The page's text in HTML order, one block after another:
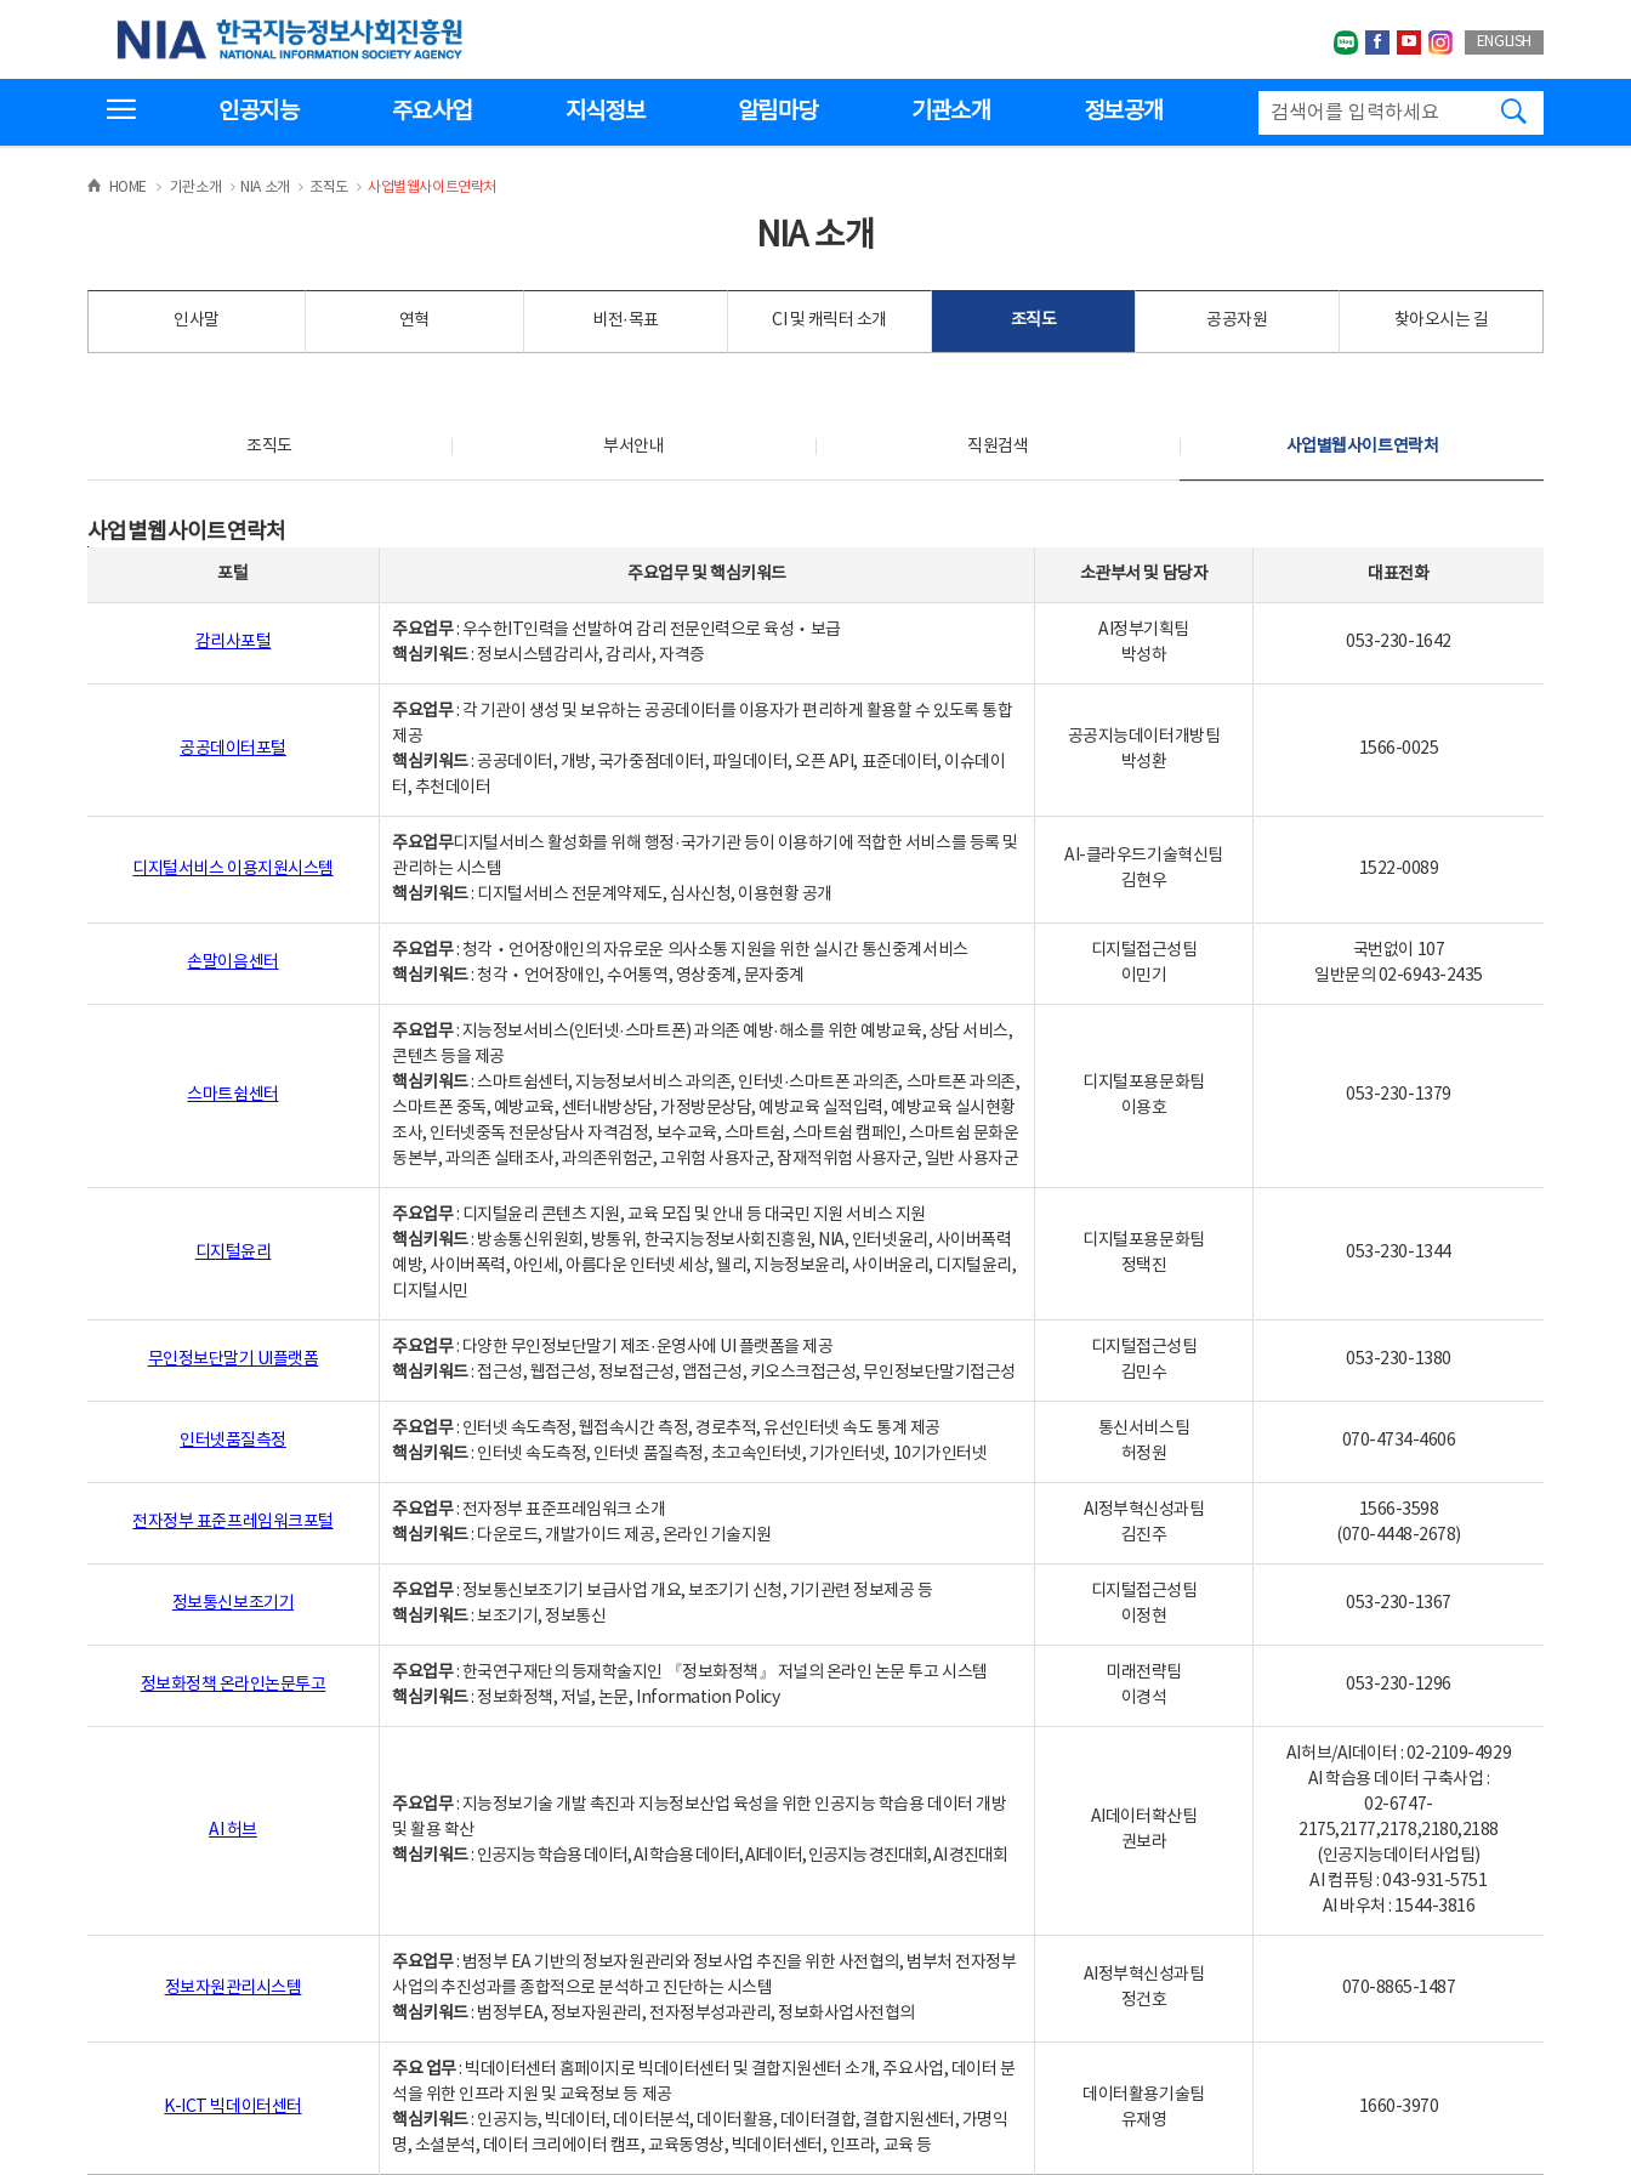
기
한국지능정보사회진흥원
네이버블로그
페이스북
유투브인스타그랩
ENGLISH
인공지능 주요사업 지식정보 알림마당 기관소개 정보공개
HOME >
기관소개 >NIA 소개 >
조직도 >
사업별웹사이트연락처
NIA 소개
인사말 연혁 비전·목표 CI 및 캐릭터 소개 조직도 공공자원 찾아오시는 길
조직도 부서안내 직원검색 사업별웹사이트연락처
사업별웹사이트연락처
포털 주요업무및핵심키워드 소관부서 및 담당자 대표전화
감리사포털
주요업무: 우수한IT인력을 선발하여 감리 전문인력으로 육성‧보급
핵심키워드: 정보시스템감리사, 감리사, 자격증
AI정부기획팀
박성하
053-230-1642
공공데이터포털
주요업무: 각 기관이 생성 및 보유하는 공공데이터를 이용자가 편리하게 활용할 수 있도록 통합
제공
핵심키워드: 공공데이터, 개방, 국가중점데이터, 파일데이터, 오픈 API, 표준데이터, 이슈데이
터, 추천데이터
공공지능데이터개방팀
박성환
1566-0025
디지털서비스 이용지원시스템
주요업무디지털서비스 활성화를 위해 행정·국가기관 등이 이용하기에 적합한 서비스를 등록 및
관리하는 시스템
핵심키워드: 디지털서비스 전문계약제도, 심사신청, 이용현황 공개
AI-클라우드기술혁신팀
김현우
1522-0089
손말이음센터
주요업무: 청각‧언어장애인의 자유로운 의사소통 지원을 위한 실시간 통신중계서비스
핵심키워드: 청각‧언어장애인, 수어통역, 영상중계, 문자중계
디지털접근성팀
이민기
국번없이 107
일반문의 02-6943-2435
스마트쉼센터
주요업무: 지능정보서비스(인터넷·스마트폰) 과의존 예방·해소를 위한 예방교육, 상담 서비스,
콘텐츠 등을 제공
핵심키워드: 스마트쉼센터, 지능정보서비스 과의존, 인터넷·스마트폰 과의존, 스마트폰 과의존,
스마트폰 중독, 예방교육, 센터내방상담, 가정방문상담, 예방교육 실적입력, 예방교육 실시현황
조사, 인터넷중독 전문상담사 자격검정, 보수교육, 스마트쉼, 스마트쉼 캠페인, 스마트쉼 문화운
동본부, 과의존 실태조사, 과의존위험군, 고위험 사용자군, 잠재적위험 사용자군, 일반 사용자군
디지털포용문화팀
이용호
053-230-1379
디지털윤리
주요업무: 디지털윤리 콘텐츠 지원, 교육 모집 및 안내 등 대국민 지원 서비스 지원
핵심키워드: 방송통신위원회, 방통위, 한국지능정보사회진흥원, NIA, 인터넷윤리, 사이버폭력
예방, 사이버폭력, 아인세, 아름다운 인터넷 세상, 웰리, 지능정보윤리, 사이버윤리, 디지털윤리,
디지털시민
디지털포용문화팀
정택진
053-230-1344
무인정보단말기 UI플랫폼
주요업무: 다양한 무인정보단말기 제조·운영사에 UI 플랫폼을 제공
핵심키워드: 접근성, 웹접근성, 정보접근성, 앱접근성, 키오스크접근성, 무인정보단말기접근성
디지털접근성팀
김민수
053-230-1380
인터넷품질측정
주요업무: 인터넷 속도측정, 웹접속시간 측정, 경로추적, 유선인터넷 속도 통계 제공
핵심키워드: 인터넷 속도측정, 인터넷 품질측정, 초고속인터넷, 기가인터넷, 10기가인터넷
통신서비스팀
허정원
070-4734-4606
전자정부 표준프레임워크포털
주요업무: 전자정부 표준프레임워크 소개
핵심키워드: 다운로드, 개발가이드 제공, 온라인 기술지원
AI정부혁신성과팀
김진주
1566-3598
(070-4448-2678)
정보통신보조기기
주요업무: 정보통신보조기기 보급사업 개요, 보조기기 신청, 기기관련 정보제공 등
핵심키워드: 보조기기, 정보통신
디지털접근성팀
이정현
053-230-1367
정보화정책 온라인논문투고
주요업무: 한국연구재단의 등재학술지인 『정보화정책』 저널의 온라인 논문 투고 시스템
핵심키워드: 정보화정책, 저널, 논문, Information Policy
미래전략팀
이경석
053-230-1296
AI 허브
주요업무: 지능정보기술 개발 촉진과 지능정보산업 육성을 위한 인공지능 학습용 데이터 개방
및 활용 확산
핵심키워드: 인공지능 학습용 데이터, AI 학습용 데이터, AI데이터, 인공지능 경진대회, AI 경진대회
AI데이터확산팀
권보라
AI허브/AI데이터 : 02-2109-4929
AI 학습용 데이터 구축사업 :
02-6747-
2175,2177,2178,2180,2188
(인공지능데이터사업팀)
AI 컴퓨팅 : 043-931-5751
AI 바우처 : 1544-3816
정보자원관리시스템
주요업무: 범정부 EA 기반의 정보자원관리와 정보사업 추진을 위한 사전협의, 범부처 전자정부
사업의 추진성과를 종합적으로 분석하고 진단하는 시스템
핵심키워드: 범정부EA, 정보자원관리, 전자정부성과관리, 정보화사업사전협의
AI정부혁신성과팀
정건호
070-8865-1487
K-ICT 빅데이터센터
주요 업무: 빅데이터센터 홈페이지로 빅데이터센터 및 결합지원센터 소개, 주요사업, 데이터 분
석을 위한 인프라 지원 및 교육정보 등 제공
핵심키워드: 인공지능, 빅데이터, 데이터분석, 데이터활용, 데이터결합, 결합지원센터, 가명익
명, 소셜분석, 데이터 크리에이터 캠프, 교육동영상, 빅데이터센터, 인프라, 교육 등
데이터활용기술팀
유재영
1660-3970